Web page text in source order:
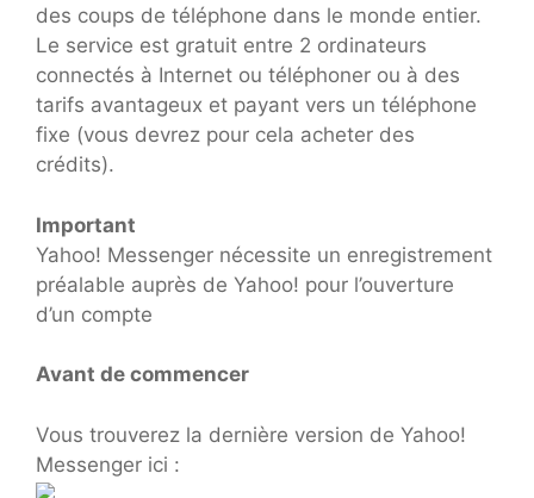
des coups de téléphone dans le monde entier.
Le service est gratuit entre 2 ordinateurs
connectés à Internet ou téléphoner ou à des
tarifs avantageux et payant vers un téléphone
fixe (vous devrez pour cela acheter des
crédits).
Important
Yahoo! Messenger nécessite un enregistrement
préalable auprès de Yahoo! pour l’ouverture
d’un compte
Avant de commencer
Vous trouverez la dernière version de Yahoo!
Messenger ici :